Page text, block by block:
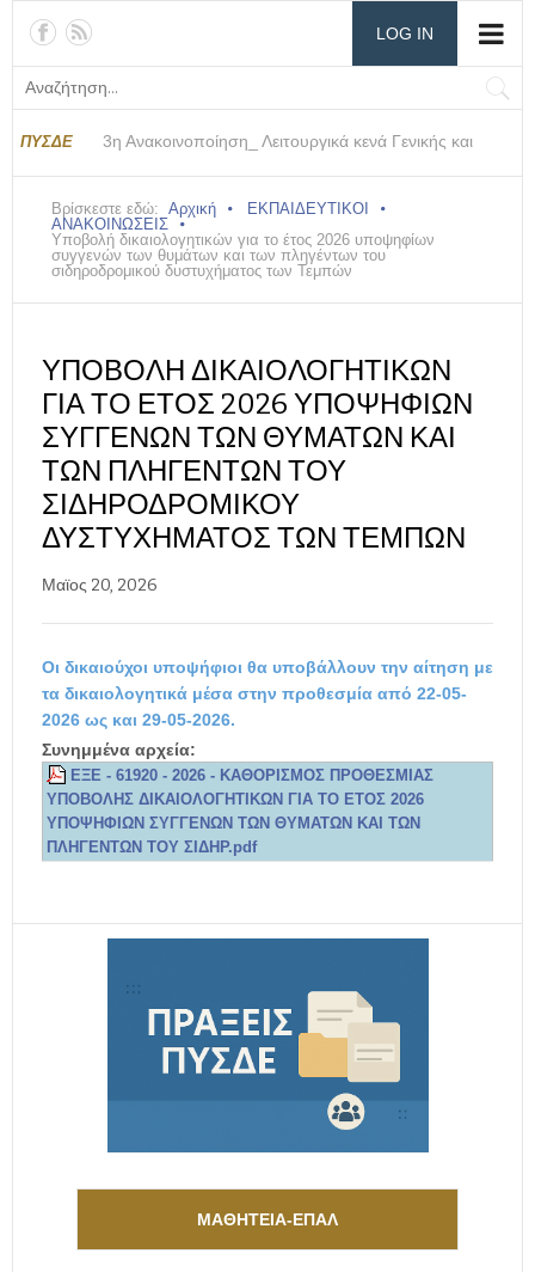
LOG IN
ΠΥΣΔΕ 3η Ανακοινοποίηση_ Λειτουργικά κενά Γενικής και
Επαγγελματικής Εκπ/σης
2η Ανακοινοποίηση_ Λειτουργικά κενά Γενικής και
Επαγγελματικής Εκπ/σης
Ανακοινοποίηση_ Λειτουργικά κενά Γενικής και
Επαγγελματικής Εκπ/σης
Βρίσκεστε εδώ: Αρχική
ΕΚΠΑΙΔΕΥΤΙΚΟΙ
ΑΝΑΚΟΙΝΩΣΕΙΣ
Υποβολή δικαιολογητικών για το έτος 2026 υποψηφίων
συγγενών των θυμάτων και των πληγέντων του
σιδηροδρομικού δυστυχήματος των Τεμπών
ΥΠΟΒΟΛΉ ΔΙΚΑΙΟΛΟΓΗΤΙΚΏΝ
ΓΙΑ ΤΟ ΈΤΟΣ 2026 ΥΠΟΨΗΦΊΩΝ
ΣΥΓΓΕΝΏΝ ΤΩΝ ΘΥΜΆΤΩΝ ΚΑΙ
ΤΩΝ ΠΛΗΓΈΝΤΩΝ ΤΟΥ
ΣΙΔΗΡΟΔΡΟΜΙΚΟΎ
ΔΥΣΤΥΧΉΜΑΤΟΣ ΤΩΝ ΤΕΜΠΏΝ
Μαϊος 20, 2026
Οι δικαιούχοι υποψήφιοι θα υποβάλλουν την αίτηση με
τα δικαιολογητικά μέσα στην προθεσμία από 22-05-
2026 ως και 29-05-2026.
Συνημμένα αρχεία:
ΕΞΕ - 61920 - 2026 - ΚΑΘΟΡΙΣΜΟΣ ΠΡΟΘΕΣΜΙΑΣ
ΥΠΟΒΟΛΗΣ ΔΙΚΑΙΟΛΟΓΗΤΙΚΩΝ ΓΙΑ ΤΟ ΕΤΟΣ 2026
ΥΠΟΨΗΦΙΩΝ ΣΥΓΓΕΝΩΝ ΤΩΝ ΘΥΜΑΤΩΝ ΚΑΙ ΤΩΝ
ΠΛΗΓΕΝΤΩΝ ΤΟΥ ΣΙΔΗΡ.pdf
ΜΑΘΗΤΕΙΑ-ΕΠΑΛ